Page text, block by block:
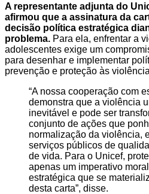
A representante adjunta do
afirmou que a assinatura da
decisão política estratégica
problema. Para ela, enfrentar a
adolescentes exige um
para desenhar e implementar
prevenção e proteção às
“A nossa cooperação com
demonstra que a violência
inevitável e pode ser
conjunto de ações que
normalização da violência,
serviços públicos de
de vida. Para o Unicef,
apenas um imperativo
estratégica que se
desta carta”, disse.